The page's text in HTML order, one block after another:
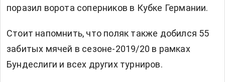
поразил ворота соперников в Кубке Германии.
Стоит напомнить, что поляк также добился 55
забитых мячей в сезоне-2019/20 в рамках
Бундеслиги и всех других турниров.